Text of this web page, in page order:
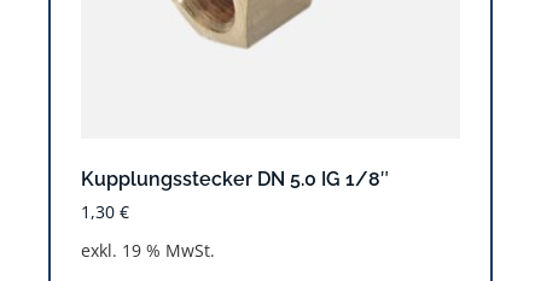
Kupplungsstecker DN 5.0 IG 1/8″
1,30 €
exkl. 19 % MwSt.